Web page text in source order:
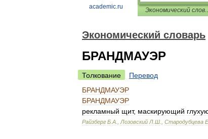
academic.ru
Экономический словарь
БРАНДМАУЭР
Толкование
Перевод
БРАНДМАУЭР
БРАНДМАУЭР
рекламный щит, маскирующий
Райзберг Б А Лозовский Л Ш Стародубцева Е